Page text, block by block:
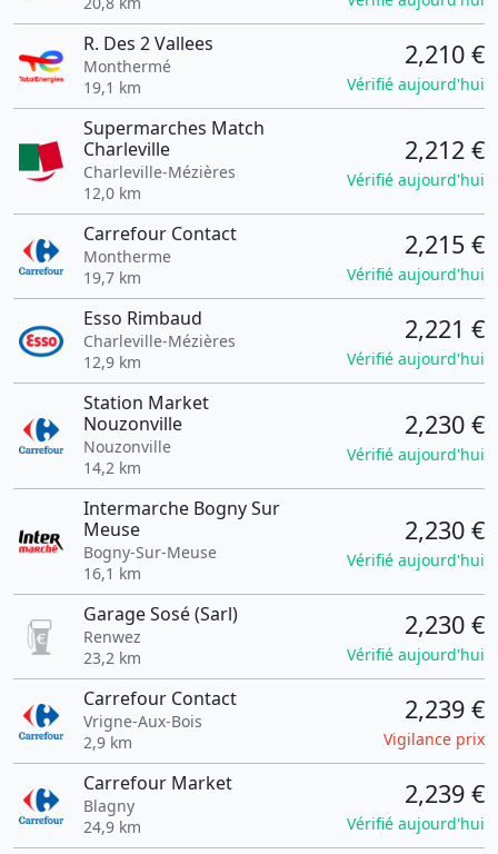
R. Des 2 Vallees
Monthermé
19,1 km
2,210 €
Vérifié aujourd'hui
Supermarches Match
Charleville
Charleville-Mézières
12,0 km
2,212 €
Vérifié aujourd'hui
Carrefour Contact
Montherme
19,7 km
2,215 €
Vérifié aujourd'hui
Esso Rimbaud
Charleville-Mézières
12,9 km
2,221 €
Vérifié aujourd'hui
Station Market
Nouzonville
Nouzonville
14,2 km
2,230 €
Vérifié aujourd'hui
Intermarche Bogny Sur
Meuse
Bogny-Sur-Meuse
16,1 km
2,230 €
Vérifié aujourd'hui
Garage Sosé (Sarl)
Renwez
23,2 km
2,230 €
Vérifié aujourd'hui
Carrefour Contact
Vrigne-Aux-Bois
2,9 km
2,239 €
Vigilance prix
Carrefour Market
Blagny
24,9 km
2,239 €
Vérifié aujourd'hui